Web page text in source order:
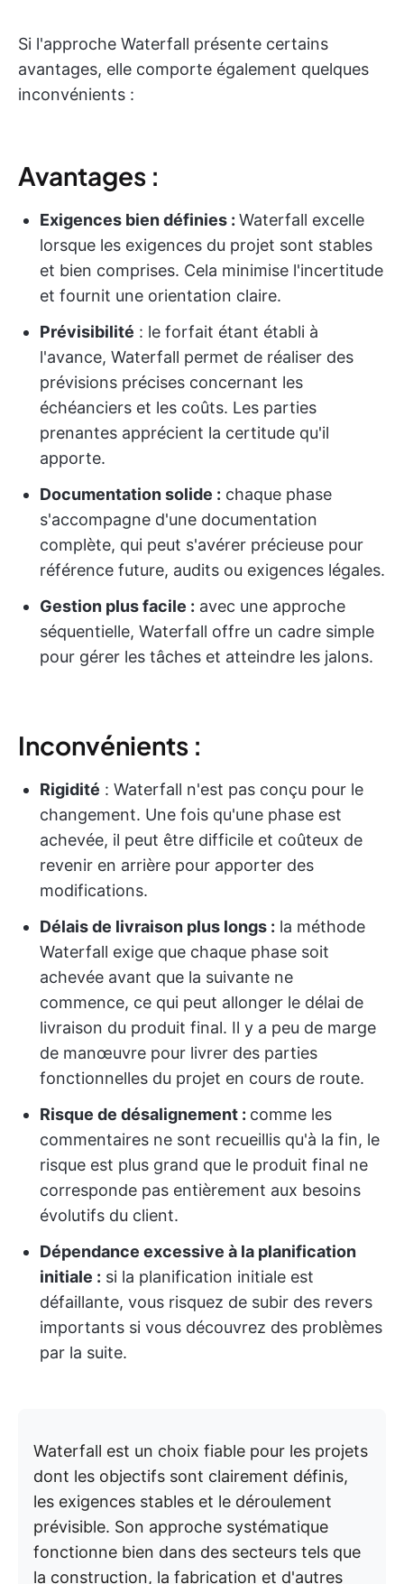
Si l'approche Waterfall présente certains
avantages, elle comporte également quelques
inconvénients :
Avantages :
Exigences bien définies : Waterfall excelle
lorsque les exigences du projet sont stables
et bien comprises. Cela minimise l'incertitude
et fournit une orientation claire.
Prévisibilité : le forfait étant établi à
l'avance, Waterfall permet de réaliser des
prévisions précises concernant les
échéanciers et les coûts. Les parties
prenantes apprécient la certitude qu'il
apporte.
Documentation solide : chaque phase
s'accompagne d'une documentation
complète, qui peut s'avérer précieuse pour
référence future, audits ou exigences légales.
Gestion plus facile : avec une approche
séquentielle, Waterfall offre un cadre simple
pour gérer les tâches et atteindre les jalons.
Inconvénients :
Rigidité : Waterfall n'est pas conçu pour le
changement. Une fois qu'une phase est
achevée, il peut être difficile et coûteux de
revenir en arrière pour apporter des
modifications.
Délais de livraison plus longs : la méthode
Waterfall exige que chaque phase soit
achevée avant que la suivante ne
commence, ce qui peut allonger le délai de
livraison du produit final. Il y a peu de marge
de manœuvre pour livrer des parties
fonctionnelles du projet en cours de route.
Risque de désalignement : comme les
commentaires ne sont recueillis qu'à la fin, le
risque est plus grand que le produit final ne
corresponde pas entièrement aux besoins
évolutifs du client.
Dépendance excessive à la planification
initiale : si la planification initiale est
défaillante, vous risquez de subir des revers
importants si vous découvrez des problèmes
par la suite.
Waterfall est un choix fiable pour les projets
dont les objectifs sont clairement définis,
les exigences stables et le déroulement
prévisible. Son approche systématique
fonctionne bien dans des secteurs tels que
la construction, la fabrication et d'autres